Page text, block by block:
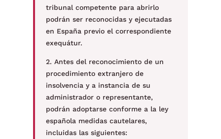
tribunal competente para abrirlo
podrán ser reconocidas y ejecutadas
en España previo el correspondiente
exequátur.
2. Antes del reconocimiento de un
procedimiento extranjero de
insolvencia y a instancia de su
administrador o representante,
podrán adoptarse conforme a la ley
española medidas cautelares,
incluidas las siguientes: